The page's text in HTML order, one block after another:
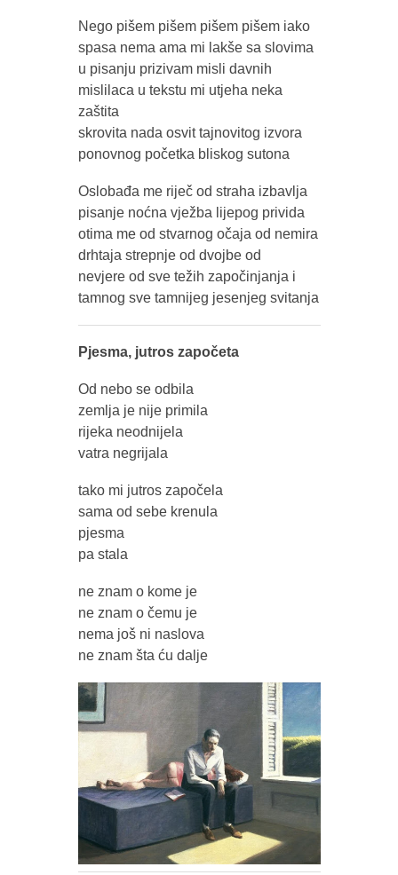
Nego pišem pišem pišem pišem iako
spasa nema ama mi lakše sa slovima
u pisanju prizivam misli davnih
mislilaca u tekstu mi utjeha neka
zaštita
skrovita nada osvit tajnovitog izvora
ponovnog početka bliskog sutona
Oslobađa me riječ od straha izbavlja
pisanje noćna vježba lijepog privida
otima me od stvarnog očaja od nemira
drhtaja strepnje od dvojbe od
nevjere od sve težih započinjanja i
tamnog sve tamnijeg jesenjeg svitanja
Pjesma, jutros započeta
Od nebo se odbila
zemlja je nije primila
rijeka neodnijela
vatra negrijala
tako mi jutros započela
sama od sebe krenula
pjesma
pa stala
ne znam o kome je
ne znam o čemu je
nema još ni naslova
ne znam šta ću dalje